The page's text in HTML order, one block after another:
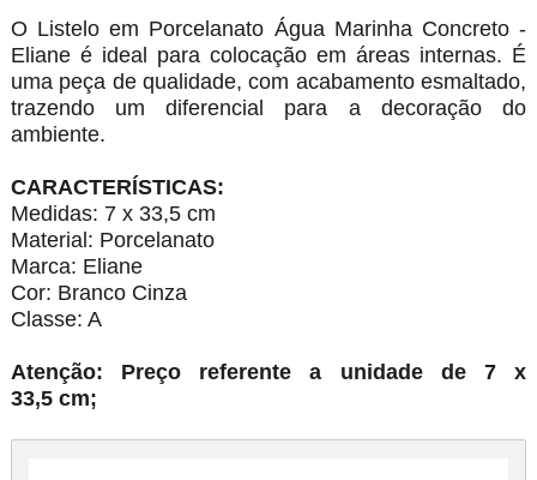
O Listelo em Porcelanato Água Marinha Concreto -
Eliane é ideal para colocação em áreas internas. É
uma peça de qualidade, com acabamento esmaltado,
trazendo um diferencial para a decoração do
ambiente.
CARACTERÍSTICAS:
Medidas: 7 x 33,5 cm
Material: Porcelanato
Marca: Eliane
Cor: Branco Cinza
Classe: A
Atenção: Preço referente a unidade de 7 x
33,5 cm;